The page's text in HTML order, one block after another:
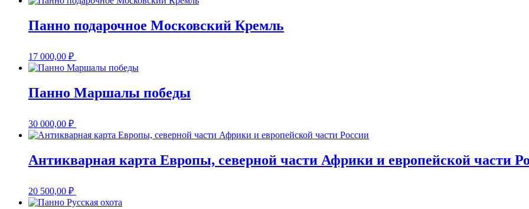
Панно подарочное Московский Кремль
17 000,00 ₽
Панно Маршалы победы
30 000,00 ₽
Антикварная карта Европы, северной части Африки и европейской части
20 500,00 ₽